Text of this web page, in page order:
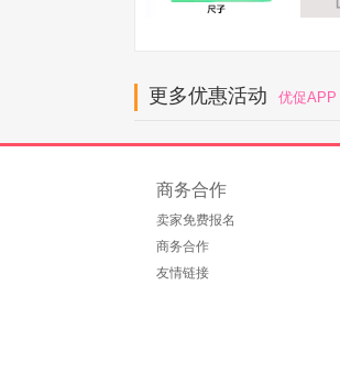
更多优惠活动 优促APP
商务合作
卖家免费报名
商务合作
友情链接